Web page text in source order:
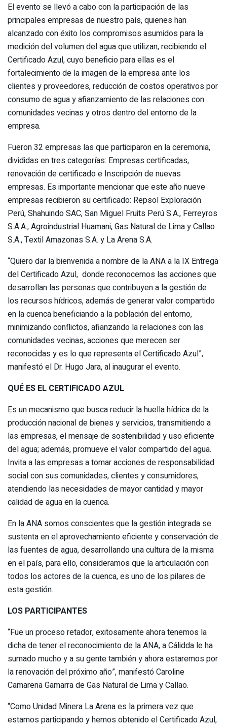
El evento se llevó a cabo con la participación de las
principales empresas de nuestro país, quienes han
alcanzado con éxito los compromisos asumidos para la
medición del volumen del agua que utilizan, recibiendo el
Certificado Azul, cuyo beneficio para ellas es el
fortalecimiento de la imagen de la empresa ante los
clientes y proveedores, reducción de costos operativos por
consumo de agua y afianzamiento de las relaciones con
comunidades vecinas y otros dentro del entorno de la
empresa.
Fueron 32 empresas las que participaron en la ceremonia,
divididas en tres categorías: Empresas certificadas,
renovación de certificado e Inscripción de nuevas
empresas. Es importante mencionar que este año nueve
empresas recibieron su certificado: Repsol Exploración
Perú, Shahuindo SAC, San Miguel Fruits Perú S.A., Ferreyros
S.A.A., Agroindustrial Huamani, Gas Natural de Lima y Callao
S.A., Textil Amazonas S.A. y La Arena S.A.
“Quiero dar la bienvenida a nombre de la ANA a la IX Entrega
del Certificado Azul, donde reconocemos las acciones que
desarrollan las personas que contribuyen a la gestión de
los recursos hídricos, además de generar valor compartido
en la cuenca beneficiando a la población del entorno,
minimizando conflictos, afianzando la relaciones con las
comunidades vecinas, acciones que merecen ser
reconocidas y es lo que representa el Certificado Azul”,
manifestó el Dr. Hugo Jara, al inaugurar el evento.
QUÉ ES EL CERTIFICADO AZUL
Es un mecanismo que busca reducir la huella hídrica de la
producción nacional de bienes y servicios, transmitiendo a
las empresas, el mensaje de sostenibilidad y uso eficiente
del agua; además, promueve el valor compartido del agua.
Invita a las empresas a tomar acciones de responsabilidad
social con sus comunidades, clientes y consumidores,
atendiendo las necesidades de mayor cantidad y mayor
calidad de agua en la cuenca.
En la ANA somos conscientes que la gestión integrada se
sustenta en el aprovechamiento eficiente y conservación de
las fuentes de agua, desarrollando una cultura de la misma
en el país, para ello, consideramos que la articulación con
todos los actores de la cuenca, es uno de los pilares de
esta gestión.
LOS PARTICIPANTES
“Fue un proceso retador, exitosamente ahora tenemos la
dicha de tener el reconocimiento de la ANA, a Cálidda le ha
sumado mucho y a su gente también y ahora estaremos por
la renovación del próximo año”, manifestó Caroline
Camarena Gamarra de Gas Natural de Lima y Callao.
“Como Unidad Minera La Arena es la primera vez que
estamos participando y hemos obtenido el Certificado Azul,